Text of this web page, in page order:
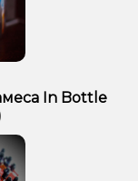
In Bottle